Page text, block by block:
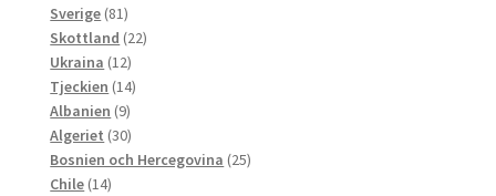
Sverige 8181
produkter
Skottland 2222
Ukraina 1212
produkter
Tjeckien 1414
Albanien 99
produkter
Algeriet 3030
produkter
Bosnien och Hercegovina 2525
Chile 1414